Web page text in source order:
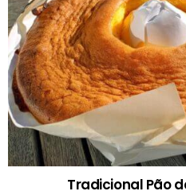
Tradicional Pão